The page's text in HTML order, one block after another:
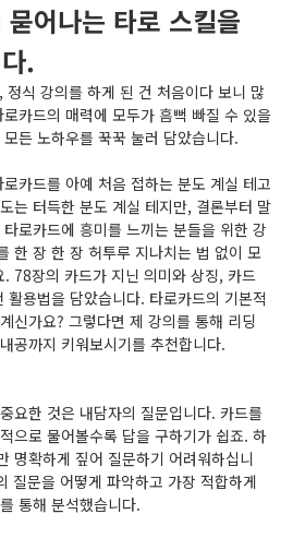
어나는 타로 스킬을
.
식 강의를 하게 된 건 처음이다 보니 많
카드의 매력에 모두가 흠뻑 빠질 수 있을
든 노하우를 꾹꾹 눌러 담았습니다.
카드를 아예 처음 접하는 분도 계실 테고
는 터득한 분도 계실 테지만, 결론부터 말
로카드에 흥미를 느끼는 분들을 위한 강
한 장 한 장 허투루 지나치는 법 없이 모
78장의 카드가 지닌 의미와 상징, 카드
용법을 담았습니다. 타로카드의 기본적
신가요? 그렇다면 제 강의를 통해 리딩
공까지 키워보시기를 추천합니다.
요한 것은 내담자의 질문입니다. 카드를
으로 물어볼수록 답을 구하기가 쉽죠. 하
명확하게 짚어 질문하기 어려워하십니
질문을 어떻게 파악하고 가장 적합하게
통해 분석했습니다.